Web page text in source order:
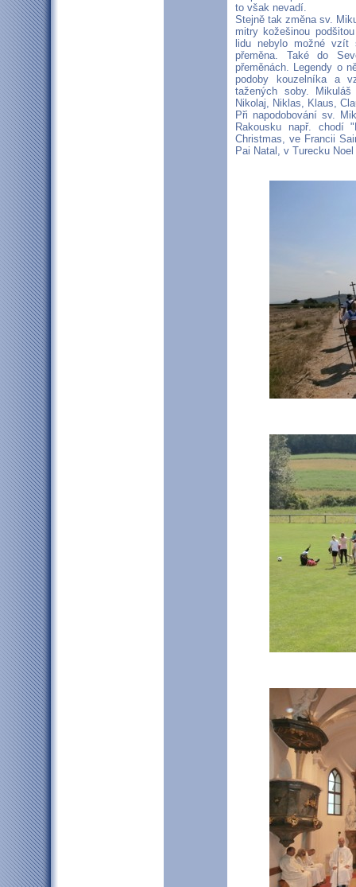
to však nevadí.
Stejně tak změna sv.
mitry kožešinou
lidu nebylo možné
přeměna. Také do
přeměnách. Legendy o
podoby kouzelníka a
tažených soby.
Nikolaj, Niklas, Klaus,
Při napodobování sv.
Rakousku např. chodí
Christmas, ve Francii
Pai Natal, v Turecku Noel